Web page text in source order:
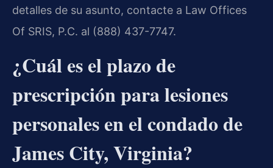
detalles de su asunto, contacte a Law Offices
Of SRIS, P.C. al (888) 437-7747.
¿Cuál es el plazo de
prescripción para lesiones
personales en el condado de
James City, Virginia?